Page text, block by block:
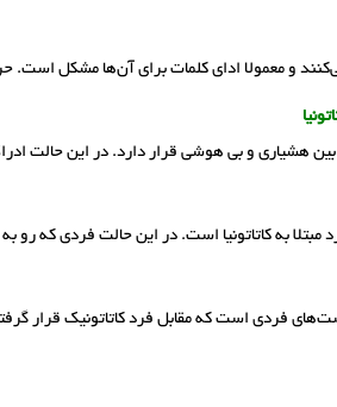
و معمولا ادای کلمات برای آن‌ها مشکل است.
هشیاری و بی هوشی قرار دارد. در این حالت
مبتلا به کاتاتونیا است. در این حالت فردی
فردی است که مقابل فرد کاتاتونیک قرار